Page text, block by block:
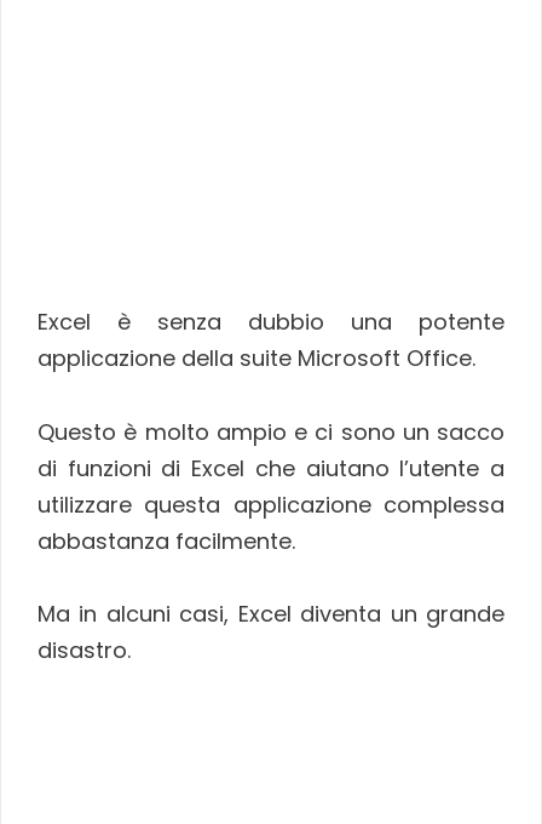
Excel è senza dubbio una potente
applicazione della suite Microsoft Office.
Questo è molto ampio e ci sono un sacco
di funzioni di Excel che aiutano l’utente a
utilizzare questa applicazione complessa
abbastanza facilmente.
Ma in alcuni casi, Excel diventa un grande
disastro.